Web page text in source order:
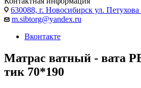
630088, г. Новосибирск ул.
m.sibtorg@yandex.ru
Вконтакте
Матрас ватный - вата
тик 70*190